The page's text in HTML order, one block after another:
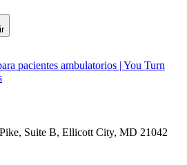
pacientes ambulatorios | You Turn
Suite B, Ellicott City, MD 21042